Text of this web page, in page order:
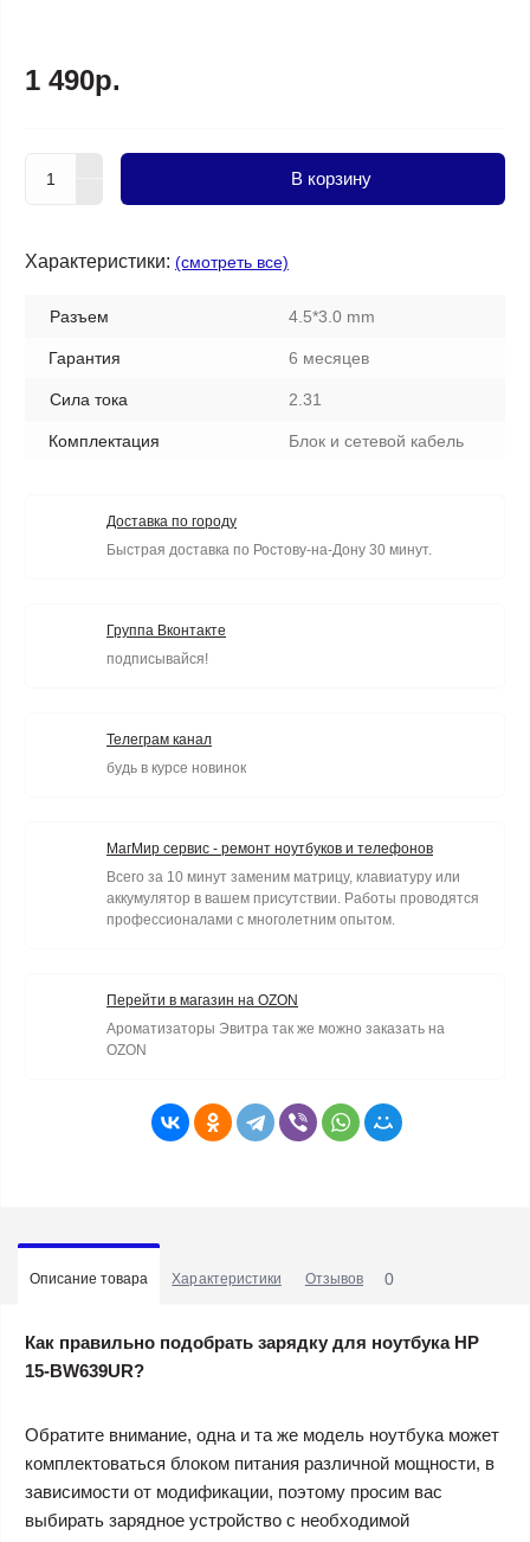
1 490р.
В корзину
Характеристики: (смотреть все)
Разъем 4.5*3.0 mm
Гарантия 6 месяцев
Сила тока 2.31
Комплектация Блок и сетевой кабель
Доставка по городу
Быстрая доставка по Ростову-на-Дону 30 минут.
Группа Вконтакте
подписывайся!
Телеграм канал
будь в курсе новинок
МагМир сервис - ремонт ноутбуков и телефонов
Всего за 10 минут заменим матрицу, клавиатуру или
аккумулятор в вашем присутствии. Работы проводятся
профессионалами с многолетним опытом.
Перейти в магазин на OZON
Ароматизаторы Эвитра так же можно заказать на
OZON
Описание товара Характеристики Отзывов 0
Как правильно подобрать зарядку для ноутбука HP
15-BW639UR?
Обратите внимание, одна и та же модель ноутбука может
комплектоваться блоком питания различной мощности, в
зависимости от модификации, поэтому просим вас
выбирать зарядное устройство с необходимой